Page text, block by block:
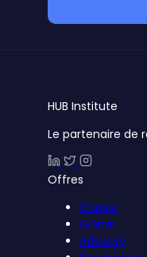
HUB Institute
Le partenaire de
Offres
Classic
Global
Advisory